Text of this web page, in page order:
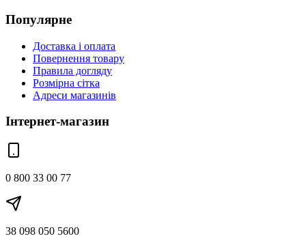
Популярне
Доставка і оплата
Повернення товару
Правила догляду
Розмірна сітка
Адреси магазинів
Інтернет-магазин
0 800 33 00 77
38 098 050 5600